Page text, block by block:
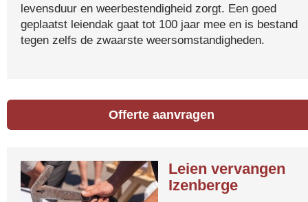
levensduur en weerbestendigheid zorgt. Een goed
geplaatst leiendak gaat tot 100 jaar mee en is bestand
tegen zelfs de zwaarste weersomstandigheden.
Offerte aanvragen
Leien vervangen
Izenberge